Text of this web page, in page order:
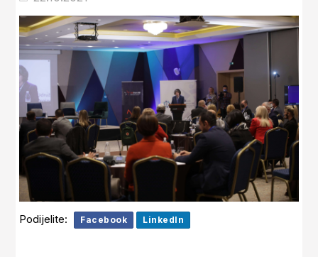
Podijelite: Facebook LinkedIn